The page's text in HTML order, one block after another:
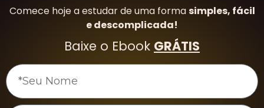
Comece hoje a estudar de uma formasimples, fácil
e descomplicada!
Baixe o Ebook GRÁTIS